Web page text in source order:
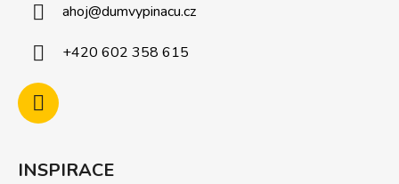
ahoj@dumvypinacu.cz
+420 602 358 615
INSPIRACE